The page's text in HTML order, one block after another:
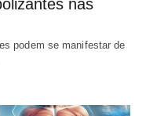
nas
podem se manifestar de